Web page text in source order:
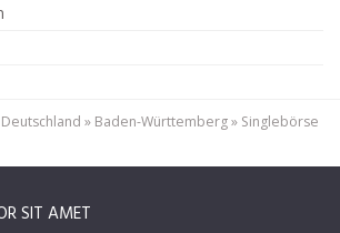
Deutschland » Baden-Württemberg» Singlebörse
SIT AMET